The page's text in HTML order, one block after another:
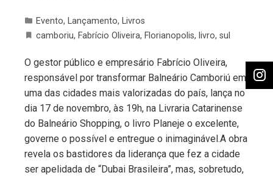
Evento, Lançamento, Livros
camboriu, Fabrício Oliveira, Florianopolis, livro, sul
O gestor público e empresário Fabrício Oliveira,
responsável por transformar Balneário Camboriú em
uma das cidades mais valorizadas do país, lança no
dia 17 de novembro, às 19h, na Livraria Catarinense
do Balneário Shopping, o livro Planeje o excelente,
governe o possível e entregue o inimaginável.A obra
revela os bastidores da liderança que fez a cidade
ser apelidada de “Dubai Brasileira”, mas, sobretudo,